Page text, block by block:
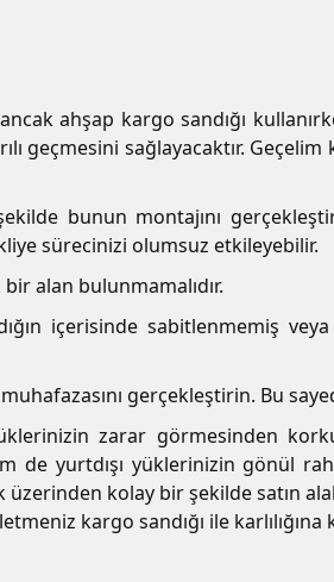
ahşap kargo sandığı
geçmesini sağlayacaktır.
bunun montajını
sürecinizi olumsuz etkileyebilir.
alan bulunmamalıdır.
içerisinde sabitlenmemiş
gerçekleştirin. Bu
zarar görmesinden
de yurtdışı yüklerinizin gönül
üzerinden kolay bir şekilde satın
kargo sandığı ile karlılığına